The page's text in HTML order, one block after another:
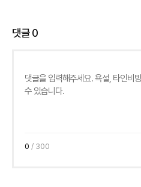
댓글0
0 / 300